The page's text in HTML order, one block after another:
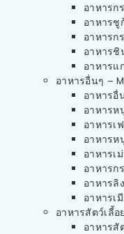
อาหารก
อาหารชู
อาหารก
อาหารชิ
อาหารแ
อาหารอื่นๆ –
อาหารอื่
อาหารห
อาหารเ
อาหารห
อาหารเ
อาหารก
อาหารลิ
อาหารเ
อาหารสัตว์เลี้
อาหารสั